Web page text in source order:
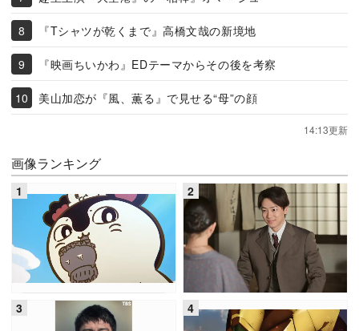
『Tシャツが乾くまで』高橋文哉の新境地
『映画ちいかわ』EDテーマからその後を考察
美山加恋が『風、薫る』で見せる“母”の顔
14:13更新
画像ランキング